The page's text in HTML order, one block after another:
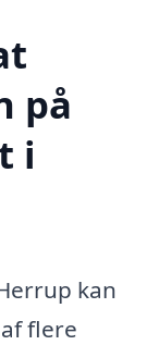
på
i
kan
flere